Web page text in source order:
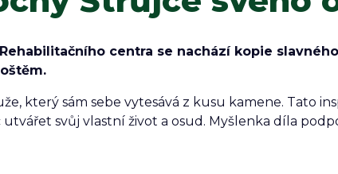
centra se nachází kopie
který sám sebe vytesává z kusu kamene. Tato
utvářet svůj vlastní život a osud. Myšlenka díla